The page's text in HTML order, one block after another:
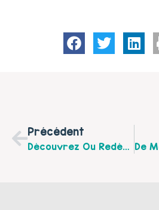
Précédent
Découvrez Ou Redécouvrez L’action De Lire Et Faire Lire Dans Le Montreuillois